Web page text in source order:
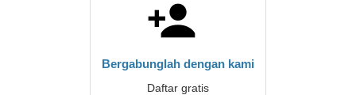
Bergabunglah dengan kami
Daftar gratis